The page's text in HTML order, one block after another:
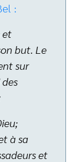
:
et
but. Le
sur
à sa
et